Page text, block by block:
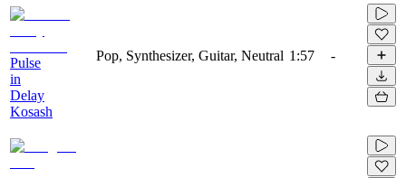
Pulse
in
Delay
Kosash
Pop, Synthesizer, Guitar, Neutral 1:57 -